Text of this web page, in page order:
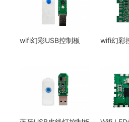
wifi幻彩USB控制板 wifi幻彩